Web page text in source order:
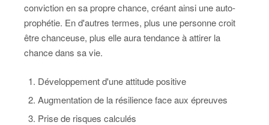
conviction en sa propre chance, créant ainsi une auto-
prophétie. En d'autres termes, plus une personne croit
être chanceuse, plus elle aura tendance à attirer la
chance dans sa vie.
Développement d'une attitude positive
Augmentation de la résilience face aux épreuves
Prise de risques calculés